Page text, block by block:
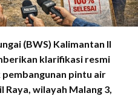
(BWS) Kalimantan II
klarifikasi resmi
pintu air
Raya, wilayah Malang 3,